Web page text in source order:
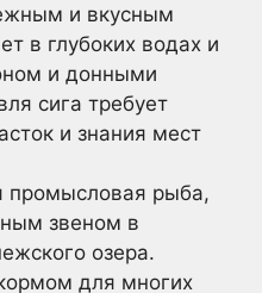
и вкусным
в глубоких водах и
и донными
сига требует
и знания мест
промысловая рыба,
звеном в
озера.
для многих